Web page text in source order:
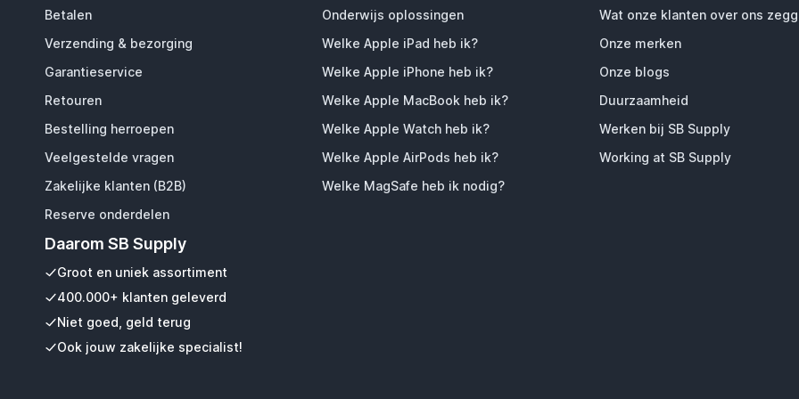
Betalen
Verzending & bezorging
Garantieservice
Retouren
Bestelling herroepen
Veelgestelde vragen
Zakelijke klanten (B2B)
Reserve onderdelen
Daarom SB Supply
Groot en uniek assortiment
400.000+ klanten geleverd
Niet goed, geld terug
Ook jouw zakelijke specialist!
Onderwijs oplossingen
Welke Apple iPad heb ik?
Welke Apple iPhone heb ik?
Welke Apple MacBook heb ik?
Welke Apple Watch heb ik?
Welke Apple AirPods heb ik?
Welke MagSafe heb ik nodig?
Wat onze klanten over ons
Onze merken
Onze blogs
Duurzaamheid
Werken bij SB Supply
Working at SB Supply